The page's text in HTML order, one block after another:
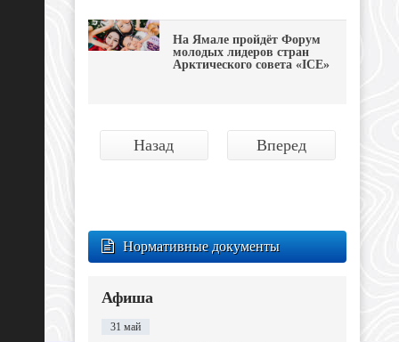
На Ямале пройдёт Форум
молодых лидеров стран
Арктического совета «ICE»
Назад Вперед
Нормативные документы
Афиша
31 май